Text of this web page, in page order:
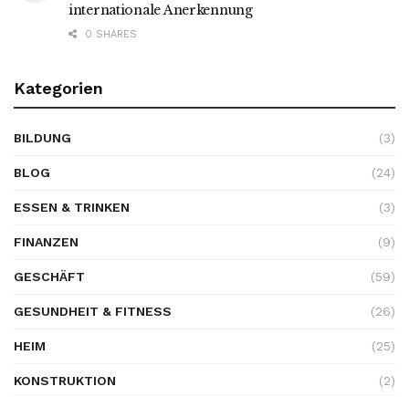
internationale Anerkennung
0 SHARES
Kategorien
BILDUNG (3)
BLOG (24)
ESSEN & TRINKEN (3)
FINANZEN (9)
GESCHÄFT (59)
GESUNDHEIT & FITNESS (26)
HEIM (25)
KONSTRUKTION (2)